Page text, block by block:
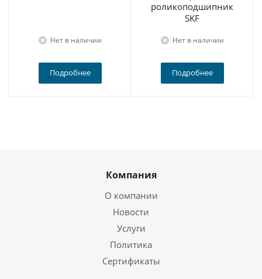
Нет в наличии
Подробнее
роликоподшипник
SKF
Нет в наличии
Подробнее
Компания
О компании
Новости
Услуги
Политика
Сертификаты